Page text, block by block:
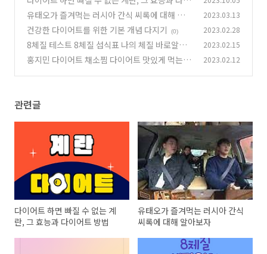
어트 방법
(1)
유태오가 즐겨먹는 러시아 간식 씨록에 대해 알아
보자
(0)
2023.03.13
건강한 다이어트를 위한 기본 개념 다지기 (0) 2023.02.28
8체질 테스트 8체질 섭식표 나의 체질 바로알기
(0)
2023.02.15
홍지민 다이어트 채소찜 다이어트 맛있게 먹는 법 2023.02.12
관련글
다이어트 하면 빠질 수 없는 계
란, 그 효능과 다이어트 방법
유태오가 즐겨먹는 러시아 간식
씨록에 대해 알아보자